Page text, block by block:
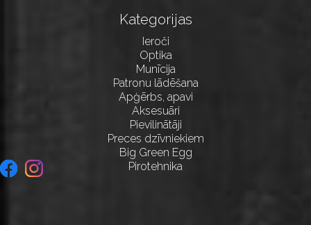
Kategorijas
Ieroči
Optika
Munīcija
Patronu lādēšana
Apģērbs, apavi
Aksesuāri
Pievilinātāji
Preces dzīvniekiem
Big Green Egg
Pirotehnika